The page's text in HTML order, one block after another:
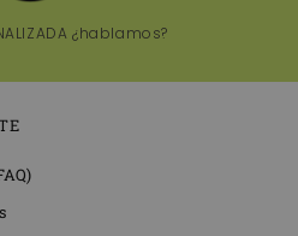
¿hablamos?